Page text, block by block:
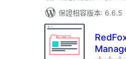
保證相容版本: 6.6.5